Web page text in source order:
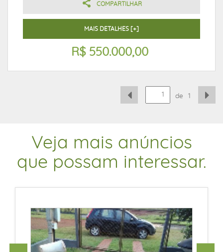
COMPARTILHAR
MAIS DETALHES [+]
R$ 550.000,00
de 1
Veja mais anúncios
que possam interessar.